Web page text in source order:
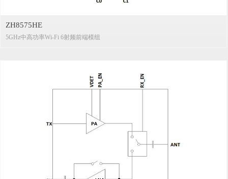
ZH8575HE
5GHz中高功率Wi-Fi 6射频前端模组